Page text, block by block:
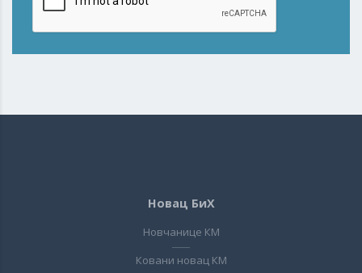
Новац БиХ
Новчанице КМ
Ковани новац КМ